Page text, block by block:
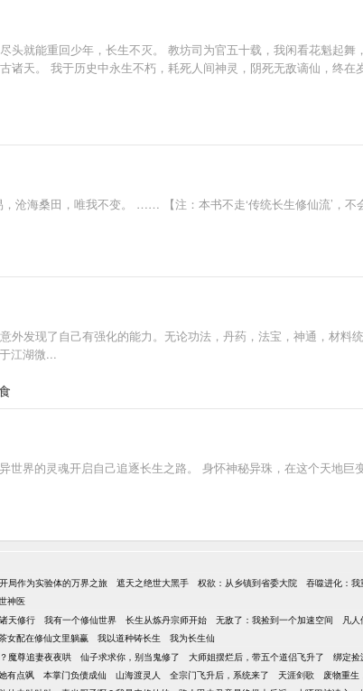
头就能重回少年，长生不灭。 教坊司为官五十载，我闲看花魁起
诸天。 我于历史中永生不朽，耗死人间神灵，阴死无敌谪仙，
沧海桑田，唯我不变。 …… 【注：本书不走‘传统长生修仙流’，
外发现了自己有强化的能力。无论功法，丹药，法宝，神通，材
江湖微...
世界的灵魂开启自己追逐长生之路。 身怀神秘异珠，在这个天地巨
开局作为实验体的万界之旅 遮天之绝世大黑手 权欲：从乡镇到省委大院 吞噬进化：我
神医
天修行 我有一个修仙世界 长生从炼丹宗师开始 无敌了：我捡到一个加速空间 凡
女配在修仙文里躺赢 我以道种铸长生 我为长生仙
魔尊追妻夜夜哄 仙子求求你，别当鬼修了 大师姐摆烂后，带五个道侣飞升了 绑定捡
有点飒 本掌门负债成仙 山海渡灵人 全宗门飞升后，系统来了 天涯剑歌 废物重生